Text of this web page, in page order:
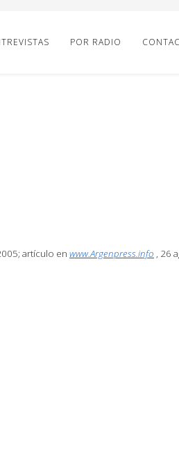
POR RADIO
artículo en www.Argenpress.info , 26